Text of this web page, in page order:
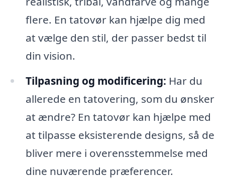
flere. En tatovør kan hjælpe dig med
at vælge den stil, der passer bedst til
din vision.
Tilpasning og modificering: Har du
allerede en tatovering, som du ønsker
at ændre? En tatovør kan hjælpe med
at tilpasse eksisterende designs, så de
bliver mere i overensstemmelse med
dine nuværende præferencer.